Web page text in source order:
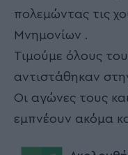
πολεμώντας τις
Μνημονίων .
Τιμούμε όλους
αντιστάθηκαν
Οι αγώνες τους
εμπνέουν ακόμα